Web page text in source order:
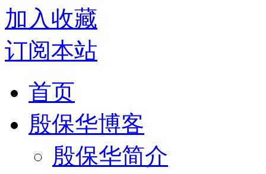
加入收藏
订阅本站
首页
殷保华博客
殷保华简介